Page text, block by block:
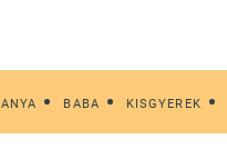
ANYA BABA KISGYEREK